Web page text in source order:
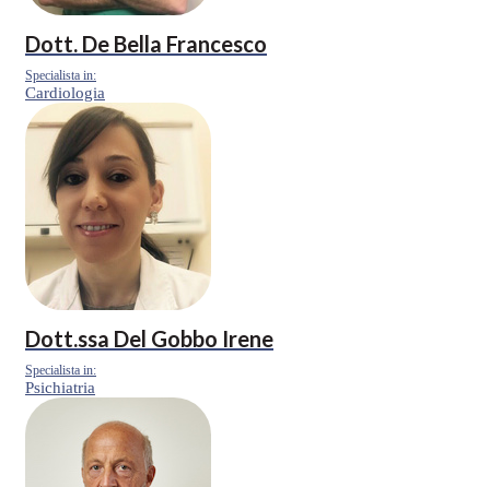
Dott. De Bella Francesco
Specialista in:
Cardiologia
Dott.ssa Del Gobbo Irene
Specialista in:
Psichiatria